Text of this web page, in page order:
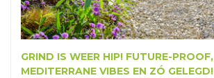
GRIND IS WEER HIP! FUTURE-PROOF,
MEDITERRANE VIBES EN ZÓ GELEGD!